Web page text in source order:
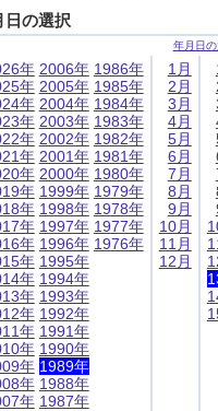
日の選択
年月日
年
年
年
年
年
年
年
年
年
年
年
年
年
年
年
年
年
年
年
年
2006年
2005年
2004年
2003年
2002年
2001年
2000年
1999年
1998年
1997年
1996年
1995年
1994年
1993年
1992年
1991年
1990年
1989年
1988年
1987年
1986年
1985年
1984年
1983年
1982年
1981年
1980年
1979年
1978年
1977年
1976年
1月
2月
3月
4月
5月
6月
7月
8月
9月
10月
11月
12月